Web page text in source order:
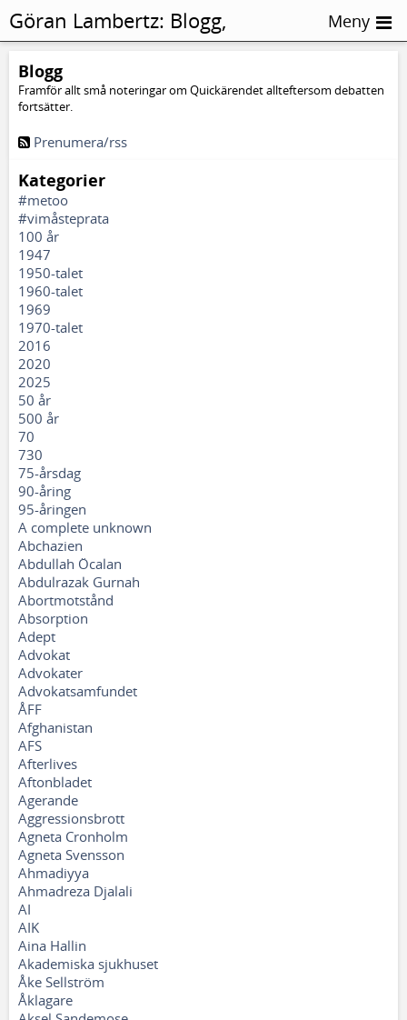
Blogg
Framför allt små noteringar om Quickärendet allteftersom debatten
fortsätter.
Prenumera/rss
Kategorier
#metoo
#vimåsteprata
100 år
1947
1950-talet
1960-talet
1969
1970-talet
2016
2020
2025
50 år
500 år
70
730
75-årsdag
90-åring
95-åringen
A complete unknown
Abchazien
Abdullah Öcalan
Abdulrazak Gurnah
Abortmotstånd
Absorption
Adept
Advokat
Advokater
Advokatsamfundet
ÅFF
Afghanistan
AFS
Afterlives
Aftonbladet
Agerande
Aggressionsbrott
Agneta Cronholm
Agneta Svensson
Ahmadiyya
Ahmadreza Djalali
AI
AIK
Aina Hallin
Akademiska sjukhuset
Åke Sellström
Åklagare
Göran Lambertz: Blogg,
Hammarskog
Meny